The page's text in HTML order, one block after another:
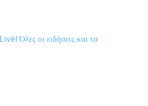
Όλες οι ειδήσεις και τα